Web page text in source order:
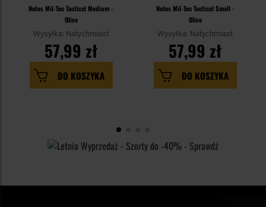
Notes Mil-Tec Tactical Medium -
Olive
Wysyłka: Natychmiast
57,99 zł
DO KOSZYKA
Notes Mil-Tec Tactical Small -
Olive
Wysyłka: Natychmiast
57,99 zł
DO KOSZYKA